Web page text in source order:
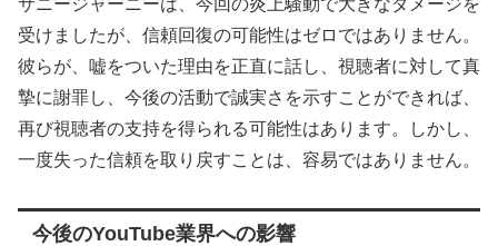
受けましたが、信頼回復の可能性はゼロではありません。
彼らが、嘘をついた理由を正直に話し、視聴者に対して真
摯に謝罪し、今後の活動で誠実さを示すことができれば、
再び視聴者の支持を得られる可能性はあります。しかし、
一度失った信頼を取り戻すことは、容易ではありません。
今後のYouTube業界への影響